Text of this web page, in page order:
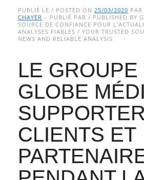
Main menu
to
content
PUBLIÉ LE / POSTED ON25/03/2020
CHAYER – PUBLIÉ PAR / PUBLISHED BY
SOURCE DE CONFIANCE POUR
ANALYSES FIABLES / YOUR TRUSTED
NEWS AND RELIABLE ANALYSIS
LE GROUPE
GLOBE
CLIENTS ET